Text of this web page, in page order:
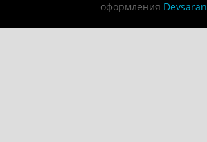
оформления Devsaran